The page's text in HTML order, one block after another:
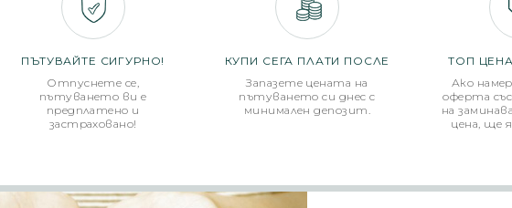
ПЪТУВАЙТЕ СИГУРНО!
Отпуснете се,
пътуването ви е
предплатено и
застраховано!
КУПИ СЕГА ПЛАТИ ПОСЛЕ
Запазете цената на
пътуването си днес с
минимален депозит.
ТОП
Ако
оферта
на
цена, ще